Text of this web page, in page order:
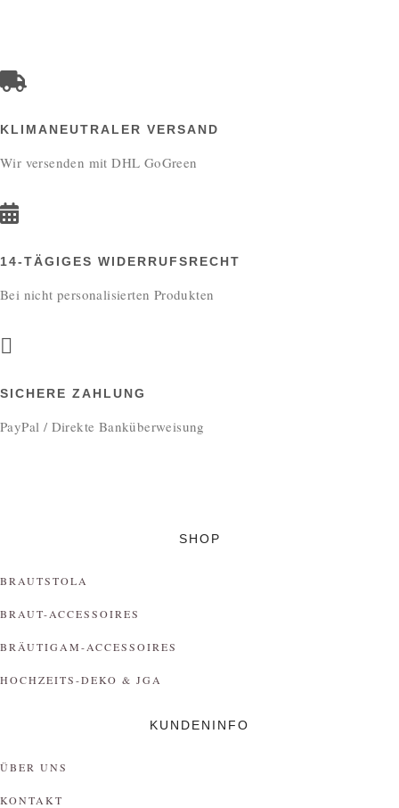
KLIMANEUTRALER VERSAND
Wir versenden mit DHL GoGreen
14-TÄGIGES WIDERRUFSRECHT
Bei nicht personalisierten Produkten
SICHERE ZAHLUNG
PayPal / Direkte Banküberweisung
SHOP
BRAUTSTOLA
BRAUT-ACCESSOIRES
BRÄUTIGAM-ACCESSOIRES
HOCHZEITS-DEKO & JGA
KUNDENINFO
ÜBER UNS
KONTAKT